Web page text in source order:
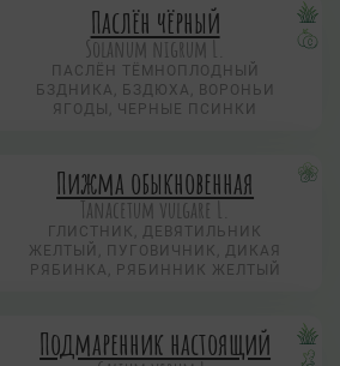
Паслён чёрный
Solanum nigrum L.
ПАСЛЁН ТЁМНОПЛОДНЫЙ
БЗДНИКА, БЗДЮХА, ВОРОНЬИ
ЯГОДЫ, ЧЕРНЫЕ ПСИНКИ
Пижма обыкновенная
Tanacetum vulgare L.
ГЛИСТНИК, ДЕВЯТИЛЬНИК
ЖЕЛТЫЙ, ПУГОВИЧНИК, ДИКАЯ
РЯБИНКА, РЯБИННИК ЖЕЛТЫЙ
Подмаренник настоящий